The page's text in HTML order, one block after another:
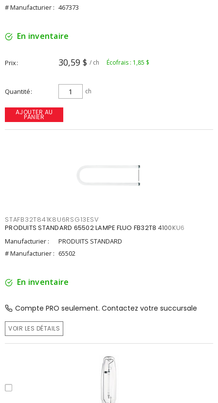
# Manufacturier : 467373
En inventaire
Prix 30,59 $ / ch Écofrais : 1,85 $
Quantité ch
AJOUTER AU
PANIER
STAFB32T841K8U6RSG13ESV
PRODUITS STANDARD 65502 LAMPE FLUO FB32T8 4100KU6
Manufacturier :
PRODUITS STANDARD
# Manufacturier : 65502
En inventaire
Compte PRO seulement. Contactez votre succursale
VOIR LES DÉTAILS